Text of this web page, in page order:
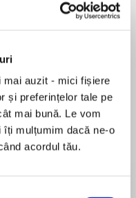
mai auzit - mici fișiere
și preferințelor tale pe
mai bună. Le vom
îți mulțumim dacă ne-o
acordul tău.
de
Migdală
Sohn Won-pyung